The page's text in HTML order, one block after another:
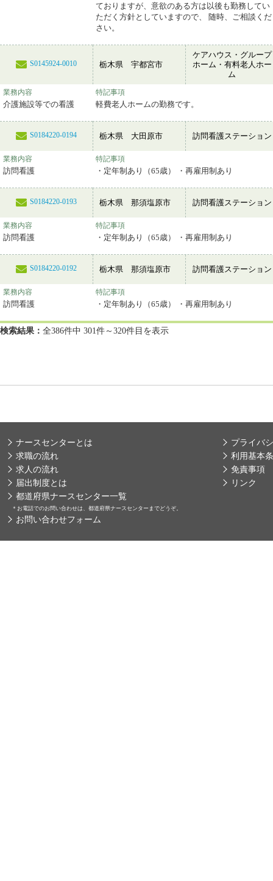
ておりますが、意欲のある方は以後も勤務してい
ただく方針としていますので、 随時、ご相談くだ
さい。
S0145924-0010 栃木県 宇都宮市
ケアハウス・グループ
ホーム・有料老人ホー
ム
業務内容
介護施設等での看護
特記事項
軽費老人ホームの勤務です。
S0184220-0194 栃木県 大田原市 訪問看護ステーション
業務内容
訪問看護
特記事項
・定年制あり（65歳） ・再雇用制あり
S0184220-0193 栃木県 那須塩原市 訪問看護ステーション
業務内容
訪問看護
特記事項
・定年制あり（65歳） ・再雇用制あり
S0184220-0192 栃木県 那須塩原市 訪問看護ステーション
業務内容
訪問看護
特記事項
・定年制あり（65歳） ・再雇用制あり
検索結果： 全386件中 301件～320件目を表示
ナースセンターとは
求職の流れ
求人の流れ
届出制度とは
都道府県ナースセンター一覧
＊ お電話でのお問い合わせは、都道府県ナースセンターまでどうぞ。
お問い合わせフォーム
プライバ
利用基本
免責事項
リンク